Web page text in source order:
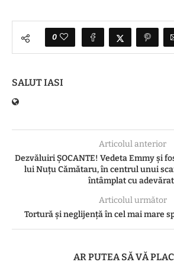
0
SALUT IASI
Articolul anterior
Dezvăluiri ȘOCANTE! Vedeta Emmy și
lui Nuțu Cămătaru, în centrul unui
întâmplat cu
Articolul următor
Tortură și neglijență în cel mai mare
AR PUTEA SĂ VĂ